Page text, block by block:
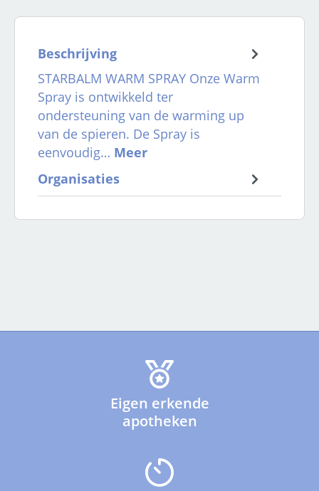
Beschrijving
STARBALM WARM SPRAY Onze Warm
Spray is ontwikkeld ter
ondersteuning van de warming up
van de spieren. De Spray is
eenvoudig… Meer
Organisaties
Eigen erkende
apotheken